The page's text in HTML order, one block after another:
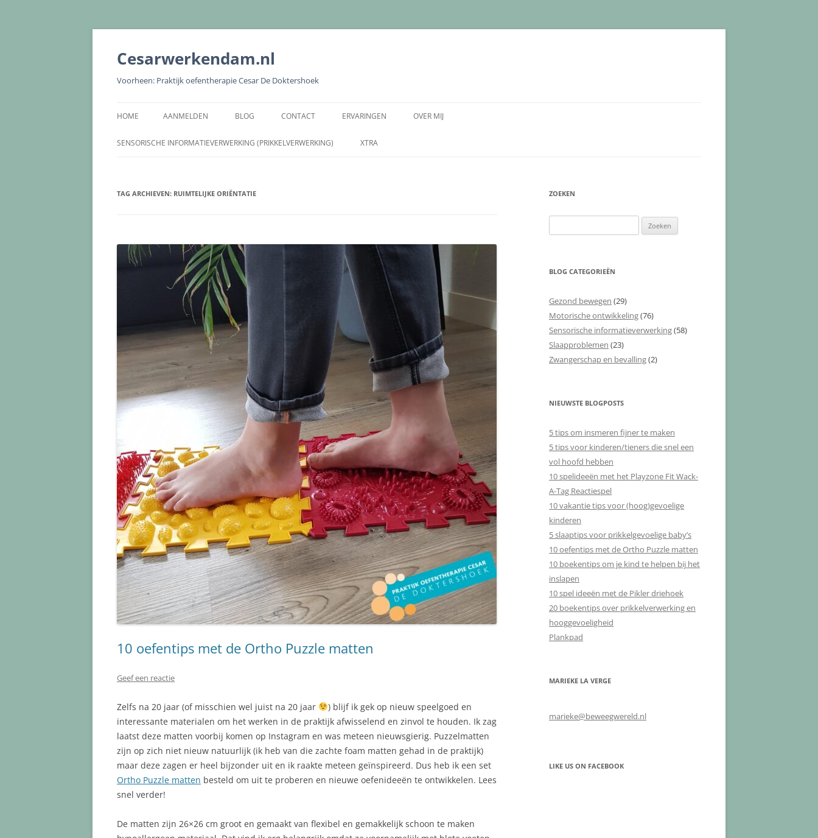
Cesarwerkendam.nl
Voorheen: Praktijk oefentherapie Cesar De Doktershoek
naar
HOME AANMELDEN BLOG CONTACT ERVARINGEN OVER MIJ
SENSORISCHE INFORMATIEVERWERKING (PRIKKELVERWERKING) XTRA
TAG ARCHIEVEN: RUIMTELIJKE ORIËNTATIE
10 oefentips met de Ortho Puzzle matten
Geef een reactie
Zelfs na 20 jaar (of misschien wel juist na 20 jaar
) blijf ik gek op nieuw speelgoed en
interessante materialen om het werken in de praktijk afwisselend en zinvol te houden. Ik zag
laatst deze matten voorbij komen op Instagram en was meteen nieuwsgierig. Puzzelmatten
zijn op zich niet nieuw natuurlijk (ik heb van die zachte foam matten gehad in de praktijk)
maar deze zagen er heel bijzonder uit en ik raakte meteen geïnspireerd. Dus heb ik een set
Ortho Puzzle matten besteld om uit te proberen en nieuwe oefenideeën te ontwikkelen. Lees
snel verder!
De matten zijn 26×26 cm groot en gemaakt van flexibel en gemakkelijk schoon te maken
ZOEKEN
naar:
BLOG CATEGORIEËN
Gezond bewegen (29)
Motorische ontwikkeling(76)
Sensorische informatieverwerking(58)
Slaapproblemen (23)
Zwangerschap en bevalling(2)
NIEUWSTE BLOGPOSTS
5 tips om insmeren fijner te maken
5 tips voor kinderen/tieners die snel een
vol hoofd hebben
10 spelideeën met het Playzone Fit Wack-
A-Tag Reactiespel
10 vakantie tips voor (hoog)gevoelige
kinderen
5 slaaptips voor prikkelgevoelige baby’s
10 oefentips met de Ortho Puzzle matten
10 boekentips om je kind te helpen bij het
inslapen
10 spel ideeën met de Pikler driehoek
20 boekentips over prikkelverwerking en
hooggevoeligheid
Plankpad
MARIEKE LA VERGE
marieke@beweegwereld.nl
LIKE US ON FACEBOOK